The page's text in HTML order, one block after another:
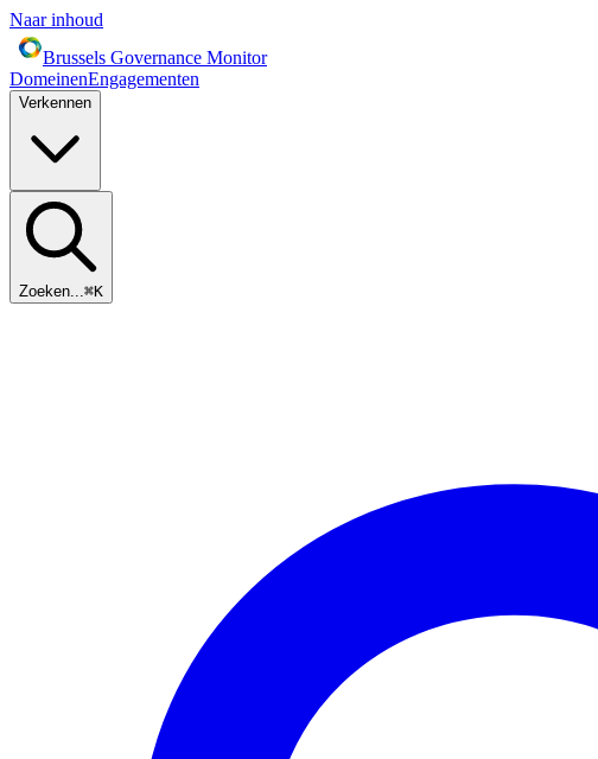
Naar inhoud
Brussels Governance Monitor
DomeinenEngagementen
Verkennen
Zoeken...⌘K